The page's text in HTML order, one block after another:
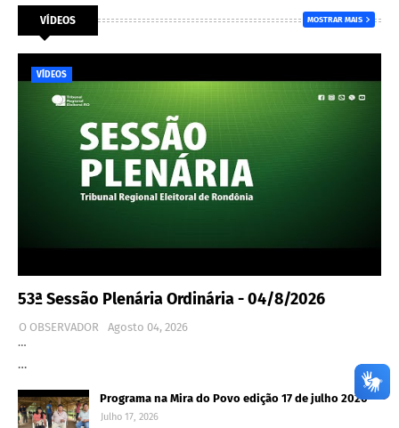
VÍDEOS MOSTRAR MAIS
VÍDEOS
53ª Sessão Plenária Ordinária - 04/8/2026
O OBSERVADOR
Agosto 04, 2026
…
…
Programa na Mira do Povo edição 17 de julho 2026
Julho 17, 2026